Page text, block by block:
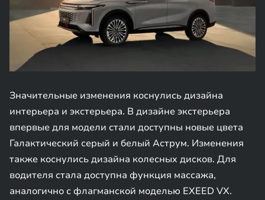
Значительные изменения коснулись дизайна
интерьера и экстерьера. В дизайне экстерьера
впервые для модели стали доступны новые цвета
Галактический серый и белый Аструм. Изменения
также коснулись дизайна колесных дисков. Для
водителя стала доступна функция массажа,
аналогично с флагманской моделью EXEED VX.